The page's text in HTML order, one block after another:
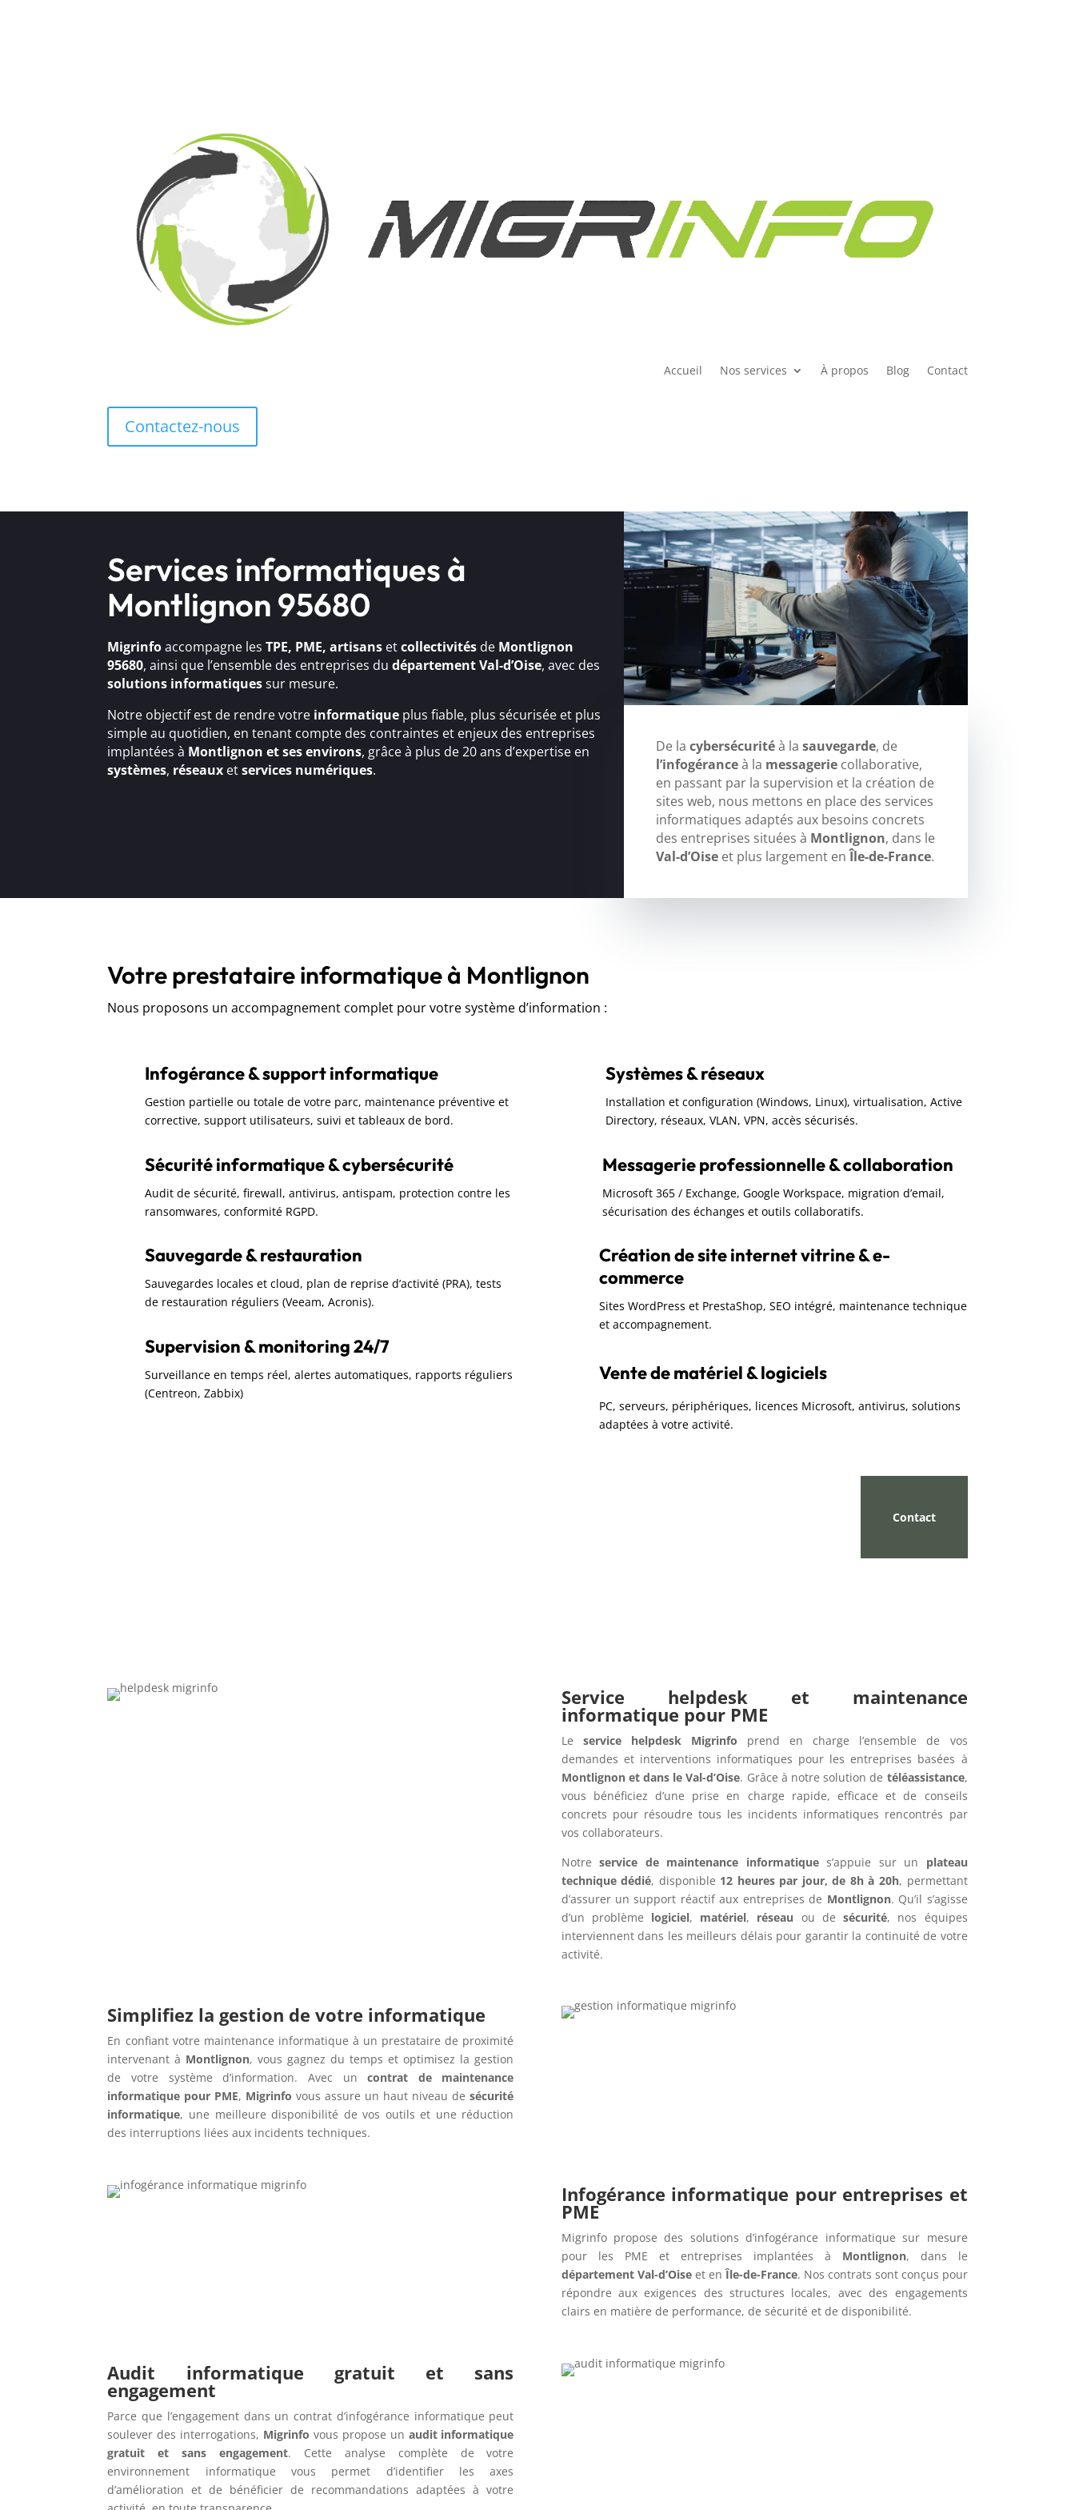
Accueil Nos services À propos Blog Contact
Contactez-nous
Services informatiques à
Montlignon 95680
Migrinfoaccompagne lesTPE, PME, artisans etcollectivités de Montlignon
95680, ainsi que l’ensemble des entreprises dudépartement Val-d’Oise, avec des
solutions informatiquessur mesure.
Notre objectif est de rendre votre informatique plus fiable, plus sécurisée et plus
simple au quotidien, en tenant compte des contraintes et enjeux des entreprises
implantées à Montlignon et ses environs, grâce à plus de 20 ans d’expertise en
systèmes, réseaux etservices numériques.
De la cybersécuritéà la sauvegarde, de
l’infogéranceà la messageriecollaborative,
en passant par la supervision et la création de
sites web, nous mettons en place des services
informatiques adaptés aux besoins concrets
des entreprises situées à Montlignon, dans le
Val-d’Oiseet plus largement enÎle-de-France.
Votre prestataire informatique à Montlignon
Nous proposons un accompagnement complet pour votre système d’information :
Infogérance & support informatique
Gestion partielle ou totale de votre parc, maintenance préventive et
corrective, support utilisateurs, suivi et tableaux de bord.
Sécurité informatique & cybersécurité
Audit de sécurité, firewall, antivirus, antispam, protection contre les
ransomwares, conformité RGPD.
Sauvegarde & restauration
Sauvegardes locales et cloud, plan de reprise d’activité (PRA), tests
de restauration réguliers (Veeam, Acronis).
Supervision & monitoring 24/7
Surveillance en temps réel, alertes automatiques, rapports réguliers
(Centreon, Zabbix)
Systèmes & réseaux
Installation et configuration (Windows, Linux), virtualisation, Active
Directory, réseaux, VLAN, VPN, accès sécurisés.
Messagerie professionnelle & collaboration
Microsoft 365 / Exchange, Google Workspace, migration d’email,
sécurisation des échanges et outils collaboratifs.
Création de site internet vitrine & e-
commerce
Sites WordPress et PrestaShop, SEO intégré, maintenance technique
et accompagnement.
Vente de matériel & logiciels
PC, serveurs, périphériques, licences Microsoft, antivirus, solutions
adaptées à votre activité.
Contact
Service helpdesk et maintenance
informatique pour PME
Le service helpdesk Migrinfo prend en charge l’ensemble de vos
demandes et interventions informatiques pour les entreprises basées à
Montlignon et dans le Val-d’Oise. Grâce à notre solution de téléassistance,
vous bénéficiez d’une prise en charge rapide, efficace et de conseils
concrets pour résoudre tous les incidents informatiques rencontrés par
vos collaborateurs.
Notreservice de maintenance informatiques’appuie sur un plateau
technique dédié, disponible 12 heures par jour, de 8h à 20h, permettant
d’assurer un support réactif aux entreprises de Montlignon. Qu’il s’agisse
d’un problème logiciel, matériel, réseau ou desécurité, nos équipes
interviennent dans les meilleurs délais pour garantir la continuité de votre
activité.
Simplifiez la gestion de votre informatique
En confiant votre maintenance informatique à un prestataire de proximité
intervenant à Montlignon, vous gagnez du temps et optimisez la gestion
de votre système d’information. Avec uncontrat de maintenance
informatique pour PME, Migrinfo vous assure un haut niveau desécurité
informatique, une meilleure disponibilité de vos outils et une réduction
des interruptions liées aux incidents techniques.
Infogérance informatique pour entreprises et
PME
Migrinfo propose des solutions d’infogérance informatique sur mesure
pour les PME et entreprises implantées à Montlignon, dans le
département Val-d’Oiseet enÎle-de-France. Nos contrats sont conçus pour
répondre aux exigences des structures locales, avec des engagements
clairs en matière de performance, de sécurité et de disponibilité.
Audit informatique gratuit et sans
engagement
Parce que l’engagement dans un contrat d’infogérance informatique peut
soulever des interrogations, Migrinfo vous propose un audit informatique
gratuit et sans engagement. Cette analyse complète de votre
environnement informatique vous permet d’identifier les axes
d’amélioration et de bénéficier de recommandations adaptées à votre